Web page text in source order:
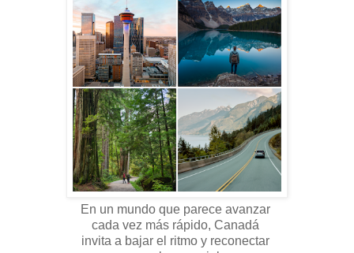
En un mundo que parece avanzar
cada vez más rápido, Canadá
invita a bajar el ritmo y reconectar